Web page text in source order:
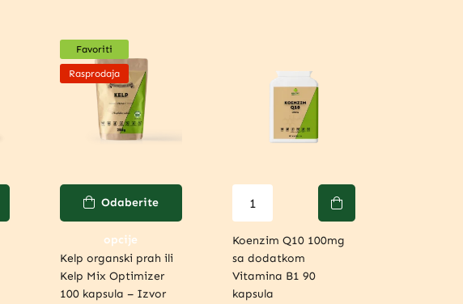
Rasprodaja
Favoriti
Odaberite
opcije
Kelp organski prah ili
Kelp Mix Optimizer
100 kapsula – Izvor
Koenzim Q10 100mg
sa dodatkom
Vitamina B1 90
kapsula